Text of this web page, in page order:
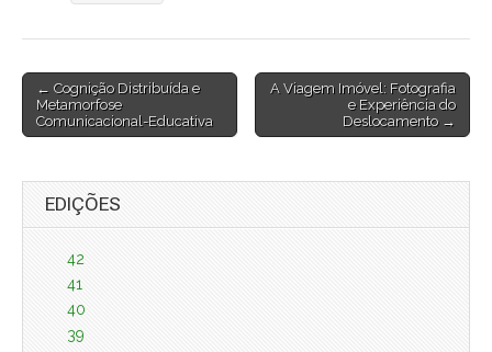
Post
navigation
← Cognição Distribuída e
Metamorfose
Comunicacional-Educativa
A Viagem Imóvel: Fotografia
e Experiência do
Deslocamento →
EDIÇÕES
42
41
40
39